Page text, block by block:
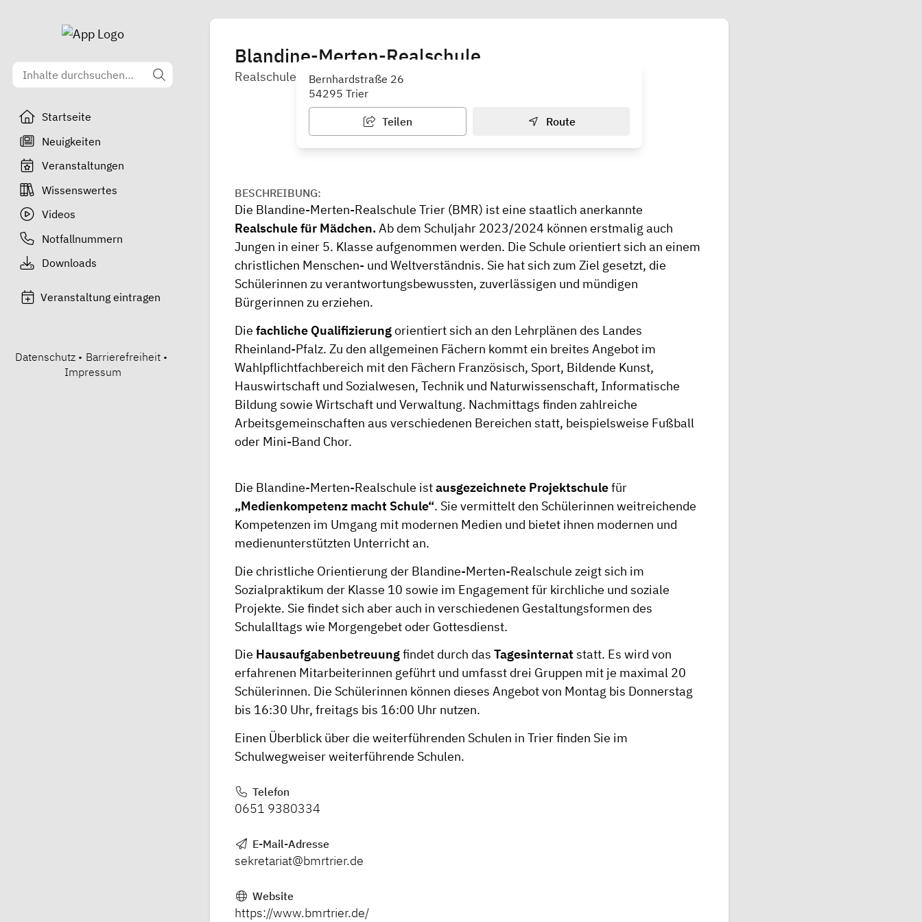
Startseite
Neuigkeiten
Veranstaltungen
Wissenswertes
Videos
Notfallnummern
Downloads
Veranstaltung eintragen
Datenschutz • Barrierefreiheit •
Impressum
Blandine-Merten-Realschule
Realschule
Bernhardstraße 26
54295 Trier
Teilen Route
BESCHREIBUNG:
Die Blandine-Merten-Realschule Trier (BMR) ist eine staatlich anerkannte
Realschule für Mädchen.Ab dem Schuljahr 2023/2024 können erstmalig auch
Jungen in einer 5. Klasse aufgenommen werden. Die Schule orientiert sich an einem
christlichen Menschen- und Weltverständnis. Sie hat sich zum Ziel gesetzt, die
Schülerinnen zu verantwortungsbewussten, zuverlässigen und mündigen
Bürgerinnen zu erziehen.
Die fachliche Qualifizierungorientiert sich an den Lehrplänen des Landes
Rheinland-Pfalz. Zu den allgemeinen Fächern kommt ein breites Angebot im
Wahlpflichtfachbereich mit den Fächern Französisch, Sport, Bildende Kunst,
Hauswirtschaft und Sozialwesen, Technik und Naturwissenschaft, Informatische
Bildung sowie Wirtschaft und Verwaltung. Nachmittags finden zahlreiche
Arbeitsgemeinschaften aus verschiedenen Bereichen statt, beispielsweise Fußball
oder Mini-Band Chor.
Die Blandine-Merten-Realschule istausgezeichnete Projektschulefür
„Medienkompetenz macht Schule“. Sie vermittelt den Schülerinnen weitreichende
Kompetenzen im Umgang mit modernen Medien und bietet ihnen modernen und
medienunterstützten Unterricht an.
Die christliche Orientierung der Blandine-Merten-Realschule zeigt sich im
Sozialpraktikum der Klasse 10 sowie im Engagement für kirchliche und soziale
Projekte. Sie findet sich aber auch in verschiedenen Gestaltungsformen des
Schulalltags wie Morgengebet oder Gottesdienst.
Die Hausaufgabenbetreuungfindet durch das Tagesinternat statt. Es wird von
erfahrenen Mitarbeiterinnen geführt und umfasst drei Gruppen mit je maximal 20
Schülerinnen. Die Schülerinnen können dieses Angebot von Montag bis Donnerstag
bis 16:30 Uhr, freitags bis 16:00 Uhr nutzen.
Einen Überblick über die weiterführenden Schulen in Trier finden Sie im
Schulwegweiser weiterführende Schulen.
Telefon
0651 9380334
E-Mail-Adresse
sekretariat@bmrtrier.de
Website
https://www.bmrtrier.de/